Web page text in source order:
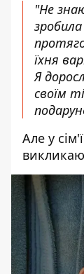
"Не
їхня
Я
своїм
Але у